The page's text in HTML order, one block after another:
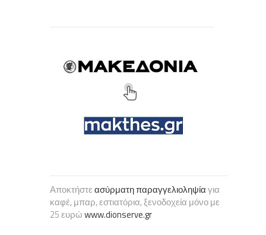
Αποκτήστεασύρματη παραγγελιοληψίαγια
καφέ, μπαρ, εστιατόρια, ξενοδοχεία μόνο με
25 ευρώwww.dionserve.gr